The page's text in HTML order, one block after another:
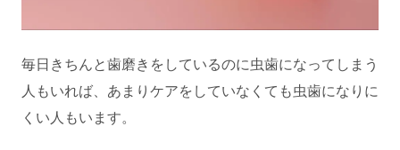
毎日きちんと歯磨きをしているのに虫歯になってしまう
人もいれば、あまりケアをしていなくても虫歯になりに
くい人もいます。